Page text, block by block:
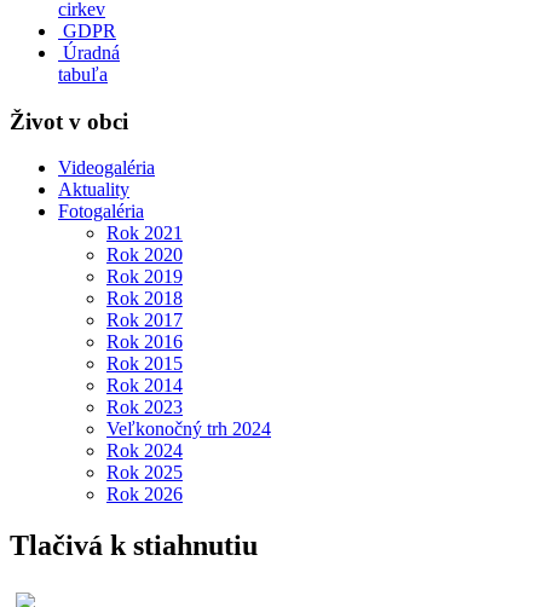
cirkev
GDPR
Úradná
tabuľa
Život v obci
Videogaléria
Aktuality
Fotogaléria
Rok 2021
Rok 2020
Rok 2019
Rok 2018
Rok 2017
Rok 2016
Rok 2015
Rok 2014
Rok 2023
Veľkonočný trh 2024
Rok 2024
Rok 2025
Rok 2026
Tlačivá k stiahnutiu